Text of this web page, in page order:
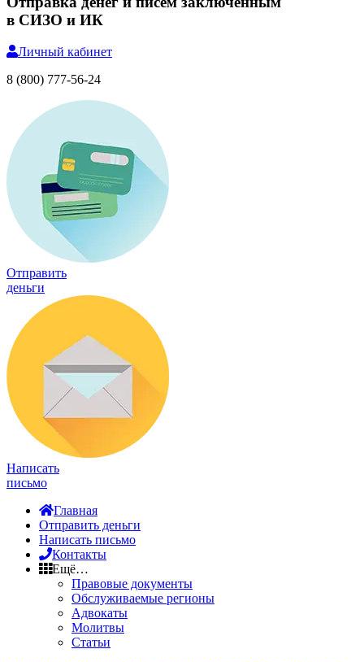
в СИЗО и ИК
Личный кабинет
8 (800) 777-56-24
Отправить
деньги
Написать
письмо
Главная
Отправить деньги
Написать письмо
Контакты
Ещё…
Правовые документы
Обслуживаемые регионы
Адвокаты
Молитвы
Статьи